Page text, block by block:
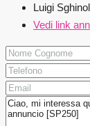
Luigi
Vedi link